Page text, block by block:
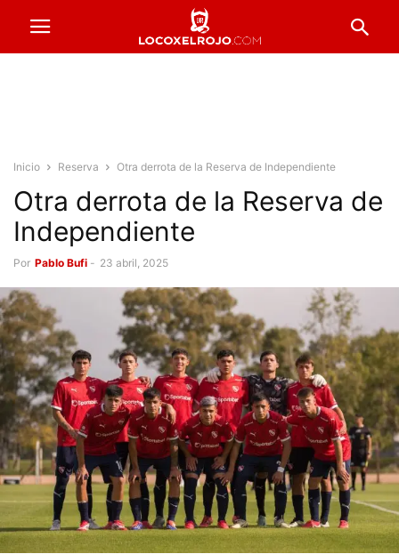
Inicio Reserva Otra derrota de la Reserva de Independiente
Otra derrota de la Reserva de
Independiente
Por Pablo Bufi - 23 abril, 2025